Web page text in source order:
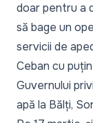
doar pentru a
să bage un
servicii de
Ceban cu
Guvernului
apă la Bălți,